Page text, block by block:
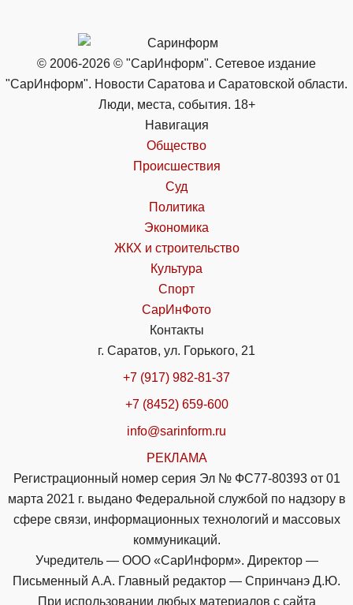
© 2006-2026 © "СарИнформ". Сетевое издание
"СарИнформ". Новости Саратова и Саратовской области.
Люди, места, события. 18+
Навигация
Общество
Происшествия
Суд
Политика
Экономика
ЖКХ и строительство
Культура
Спорт
СарИнФото
Контакты
г. Саратов, ул. Горького, 21
+7 (917) 982-81-37
+7 (8452) 659-600
info@sarinform.ru
РЕКЛАМА
Регистрационный номер серия Эл № ФС77-80393 от 01
марта 2021 г. выдано Федеральной службой по надзору в
сфере связи, информационных технологий и массовых
коммуникаций.
Учредитель — ООО «СарИнформ». Директор —
Письменный А.А. Главный редактор — Спринчанэ Д.Ю.
При использовании любых материалов с сайта